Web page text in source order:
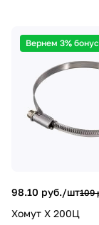
Вернем 3%
98.10 руб./шт109
Хомут Х 200Ц